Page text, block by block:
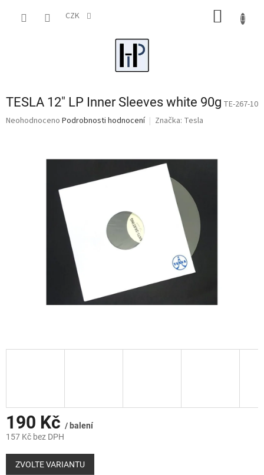
CZK
TESLA 12" LP Inner Sleeves white 90g TE-267-10
Průměrné
Neohodnoceno Podrobnosti hodnocení Značka: Tesla
190 Kč / balení
157 Kč bez DPH
Měrná
cena:
ZVOLTE VARIANTU